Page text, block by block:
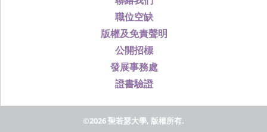
職位空缺
版權及免責聲明
公開招標
發展事務處
證書驗證
©2026 聖若瑟大學, 版權所有.